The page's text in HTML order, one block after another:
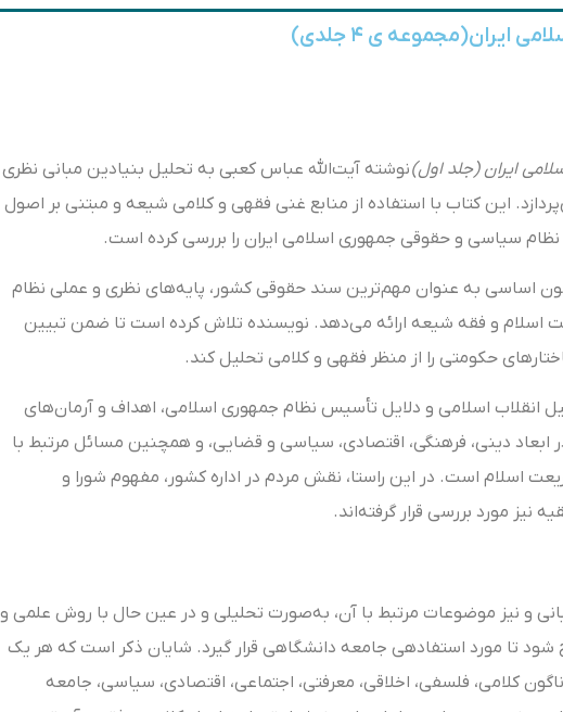
ایران(مجموعه ی ۴ جلدی)
ایران (جلد اول)نوشته آیت‌الله عباس کعبی به تحلیل بنیادین مبانی نظری
این کتاب با استفاده از منابع غنی فقهی و کلامی شیعه و مبتنی بر اصول
سیاسی و حقوقی جمهوری اسلامی ایران را بررسی کرده است.
اساسی به عنوان مهم‌ترین سند حقوقی کشور، پایه‌های نظری و عملی نظام
اسلام و فقه شیعه ارائه می‌دهد. نویسنده تلاش کرده است تا ضمن تبیین
حکومتی را از منظر فقهی و کلامی تحلیل کند.
اسلامی و دلایل تأسیس نظام جمهوری اسلامی، اهداف و آرمان‌های
ابعاد دینی، فرهنگی، اقتصادی، سیاسی و قضایی، و همچنین مسائل مرتبط با
اسلام است. در این راستا، نقش مردم در اداره کشور، مفهوم شورا و
نیز مورد بررسی قرار گرفته‌اند.
و نیز موضوعات مرتبط با آن، به‏‌صورت تحلیلی و در عین حال با روش علمی و
شود تا مورد استفاده‏ی جامعه‏ دانشگاهی قرار گیرد. شایان ذکر است که هر یک
کلامی، فلسفی، اخلاقی، معرفتی، اجتماعی، اقتصادی، سیاسی، جامعه‏